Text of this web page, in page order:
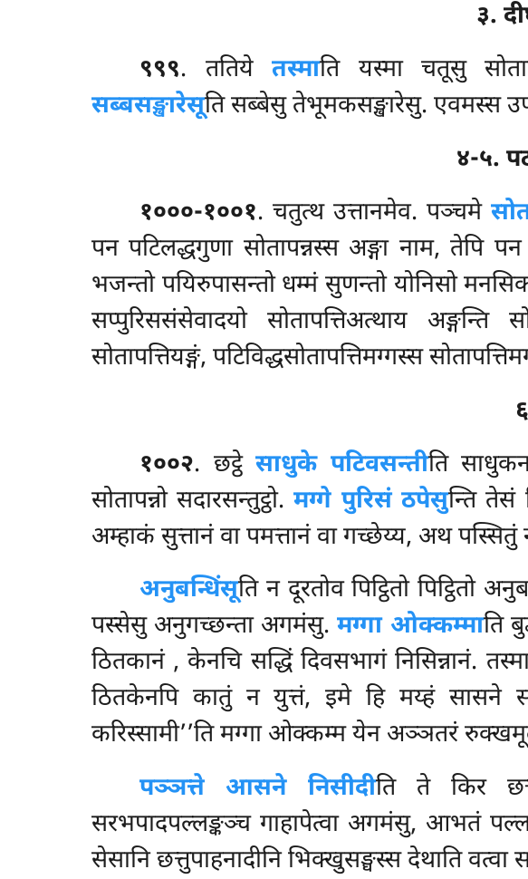
३.
९९९. ततियेतस्माति यस्मा चतूसु
सब्बसङ्खारेसूति सब्बेसु तेभूमकसङ्खारेसु. एवमस्स
४-५.
१०००-१००१. चतुत्थउत्तानमेव. पञ्चमे
पन पटिलद्धगुणा सोतापन्नस्स अङ्गा नाम, तेपि पन
भजन्तो पयिरुपासन्तो धम्मं सुणन्तो योनिसो
सप्पुरिससंसेवादयो सोतापत्तिअत्थाय अङ्गन्ति
सोतापत्तियङ्गं, पटिविद्धसोतापत्तिमग्गस्स
१००२. छट्ठेसाधुके पटिवसन्तीति
सोतापन्नो सदारसन्तुट्ठो.मग्गे पुरिसं ठपेसुन्ति तेसं
अम्हाकं सुत्तानं वा पमत्तानं वा गच्छेय्य, अथ
अनुबन्धिंसूति न दूरतोव पिट्ठितो
पस्सेसु अनुगच्छन्ता अगमंसु.मग्गा ओक्कम्माति
ठितकानं , केनचि सद्धिं दिवसभागं निसिन्नानं.
ठितकेनपि कातुं न युत्तं, इमे हि मय्हं सासने
करिस्सामी’’ति मग्गा ओक्कम्म येन अञ्ञतरं
पञ्ञत्ते आसने निसीदीति ते किर
सरभपादपल्लङ्कञ्च गाहापेत्वा अगमंसु, आभतं
सेसानि छत्तुपाहनादीनि भिक्खुसङ्घस्स देथाति